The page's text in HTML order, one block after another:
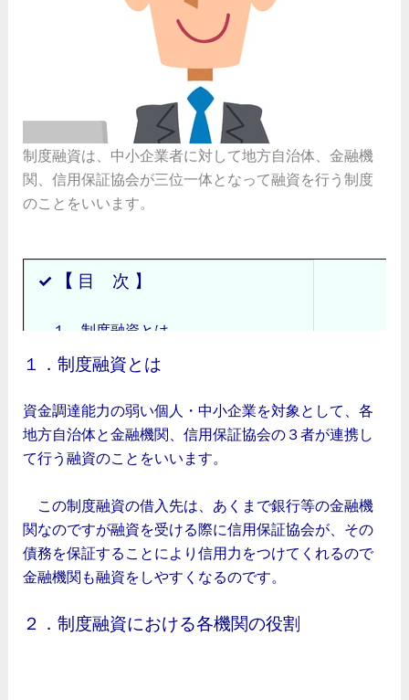
制度融資は、中小企業者に対して地方自治体、金融機
関、信用保証協会が三位一体となって融資を行う制度
のことをいいます。
✓ 【 目 次 】
１．制度融資とは
２．制度融資のしくみ
３．制度融資における各機関の役割
４．制度融資のメリット・デメリット
１．制度融資とは
資金調達能力の弱い個人・中小企業を対象として、各
地方自治体と金融機関、信用保証協会の３者が連携し
て行う融資のことをいいます。
この制度融資の借入先は、あくまで銀行等の金融機
関なのですが融資を受ける際に信用保証協会が、その
債務を保証することにより信用力をつけてくれるので
金融機関も融資をしやすくなるのです。
２．制度融資における各機関の役割